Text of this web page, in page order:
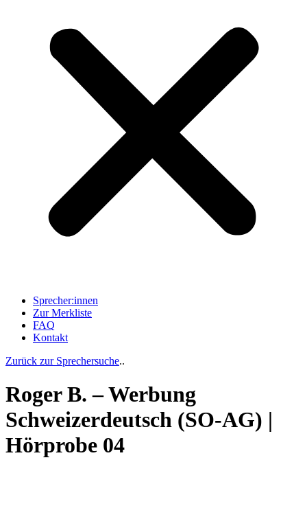
Sprecher:innen
Zur Merkliste
FAQ
Kontakt
Zurück zur Sprechersuche..
Roger B. – Werbung
Schweizerdeutsch (SO-AG) |
Hörprobe 04